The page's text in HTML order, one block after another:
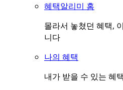
혜택알리미 홈
몰라서 놓쳤던 혜택,
니다
나의 혜택
내가 받을 수 있는 혜